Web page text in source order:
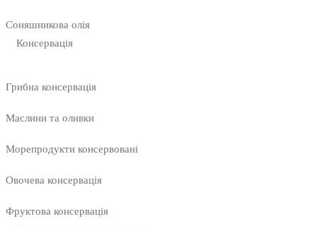
Соняшникова олія
Консервація
Грибна консервація
Маслини та оливки
Морепродукти консервовані
Овочева консервація
Фруктова консервація